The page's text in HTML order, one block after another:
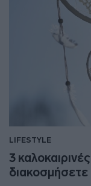
LIFESTYLE
3
διακοσμήσετε